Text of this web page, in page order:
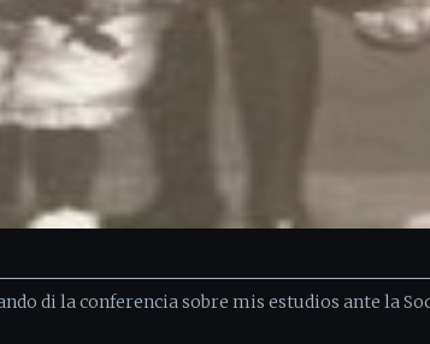
di la conferencia sobre mis estudios ante la